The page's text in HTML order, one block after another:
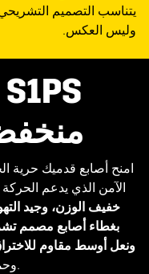
يتناسب التصميم
وليس العكس.
الآمن الذي يدعم الحركة
خفيف الوزن، وجيد
بغطاء أصابع مصمم
ونعل أوسط مقاوم
وحماية طوال اليوم.